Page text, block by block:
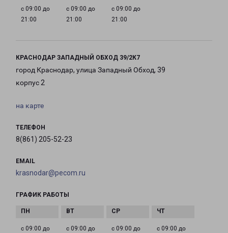
с 09:00 до
21:00
с 09:00 до
21:00
с 09:00 до
21:00
КРАСНОДАР ЗАПАДНЫЙ ОБХОД 39/2К7
город Краснодар, улица Западный Обход, 39
корпус 2
на карте
ТЕЛЕФОН
8(861) 205-52-23
EMAIL
krasnodar@pecom.ru
ГРАФИК РАБОТЫ
с 09:00 до
с 09:00 до
с 09:00 до
с 09:00 до